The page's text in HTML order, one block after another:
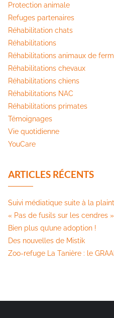
Protection animale
Refuges partenaires
Réhabilitation chats
Réhabilitations
Réhabilitations animaux de
Réhabilitations chevaux
Réhabilitations chiens
Réhabilitations NAC
Réhabilitations primates
Témoignages
Vie quotidienne
YouCare
ARTICLES RÉCENTS
Suivi médiatique suite à la
« Pas de fusils sur les cendres
Bien plus qu’une adoption !
Des nouvelles de Mistik
Zoo-refuge La Tanière : le